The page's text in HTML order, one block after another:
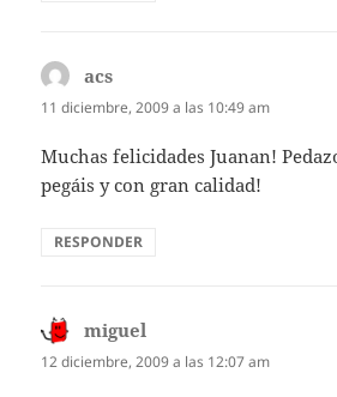
acs
11 diciembre, 2009 a las 10:49 am
Muchas felicidades Juanan!
pegáis y con gran calidad!
RESPONDER
miguel
12 diciembre, 2009 a las 12:07 am